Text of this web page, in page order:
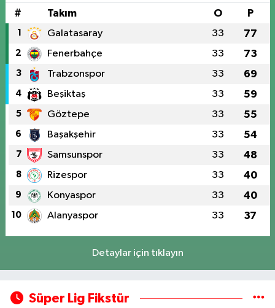
# Takım O P
1 Galatasaray 33 77
2 Fenerbahçe 33 73
3 Trabzonspor 33 69
4 Beşiktaş 33 59
5 Göztepe 33 55
6 Başakşehir 33 54
7 Samsunspor 33 48
8 Rizespor 33 40
9 Konyaspor 33 40
10 Alanyaspor 33 37
Detaylar için tıklayın
Süper Lig Fikstür